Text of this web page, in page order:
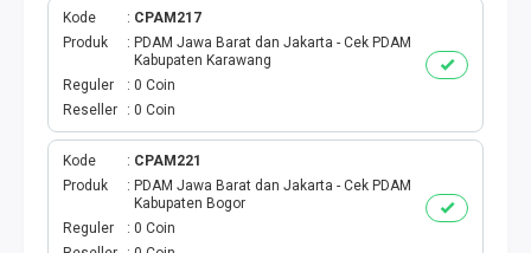
PRODUK PROMO
FREE DENOM
AKTIVASI VOUCHER
Kode
CPAM217
Produk
PDAM Jawa Barat dan Jakarta - Cek PDAM
Kabupaten Karawang
Reguler
0 Coin
Reseller
0 Coin
Kode
CPAM221
Produk
PDAM Jawa Barat dan Jakarta - Cek PDAM
Kabupaten Bogor
Reguler
0 Coin